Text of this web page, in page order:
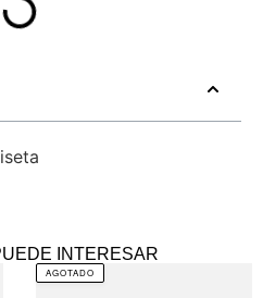
INTERESAR
AGOTADO